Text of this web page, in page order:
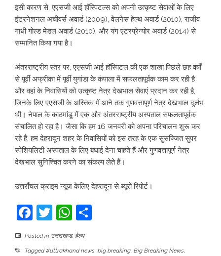
इसी कारण से, एएसजी आई हॉस्पिटल्स को अपनी उत्कृष्ट सेवाओं के लिए
इंटरनेशनल अचीवर्स अवार्ड (2009), वेलनेस हेल्थ अवार्ड (2010), राजीव
गाधी गोल्ड मेडल अवार्ड (2010), और यंग एंटरप्रेन्योर अवार्ड (2014) से
सम्मानित किया गया है।
अंतरराष्ट्रीय स्तर पर, एएसजी आई हॉस्पिटल की एक शाखा पिछले छह वर्षों
से पूर्वी अफ्रीका में पूर्वी युगांडा के कंपाला में सफलतापूर्वक काम कर रही है
और वहां के निवासियों को उत्कृष्ट नेत्र देखभाल सेवाएं प्रदान कर रही है,
जिनके लिए एएसजी के अस्तित्व में आने तक गुणवत्तापूर्ण नेत्र देखभाल दुर्लभ
थी। नेपाल के काठमांडू में एक और अंतरराष्ट्रीय अस्पताल सफलतापूर्वक
संचालित हो रहा है। जैसा कि हम 16 जनवरी को अपना परिचालन शुरू कर
रहे हैं, हम देहरादून शहर के निवासियों को इस तरह के एक सुसज्जित सुपर
स्पेशियलिटी अस्पताल के लिए बधाई देना चाहते हैं और गुणवत्तापूर्ण नेत्र
देखभाल सुनिश्चित करने का संकल्प लेते हैं।
उत्तराँचल क्राइम न्यूज़ केलिए देहरादून से ब्यूरो रिपोर्ट।
Facebook
TwitterWhatsApp
Posted in उत्तराखण्ड, हेल्थ
Tagged#uttrakhand news, big breaking, Big Breaking News,